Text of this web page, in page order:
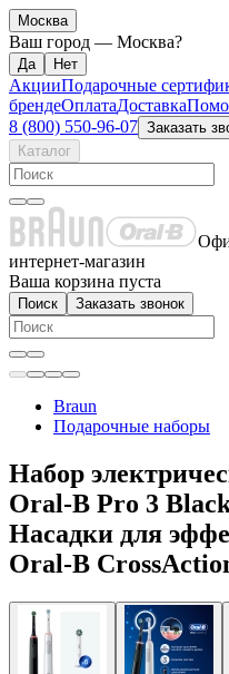
Москва
Ваш город — Москва?
АкцииПодарочные
брендеОплатаДоставка
8 (800) 550-96-07 Заказать
Каталог
интернет-магазин
Ваша корзина пуста
Поиск Заказать звонок
Braun
Подарочные наборы
Набор
Oral-B Pro 3
Насадки для
Oral-B